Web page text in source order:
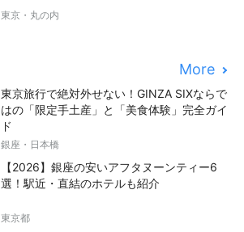
東京・丸の内
More
東京旅行で絶対外せない！GINZA SIXならで
はの「限定手土産」と「美食体験」完全ガイ
ド
銀座・日本橋
【2026】銀座の安いアフタヌーンティー6
選！駅近・直結のホテルも紹介
東京都